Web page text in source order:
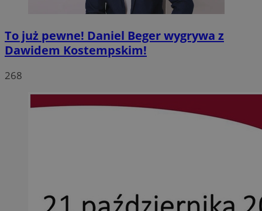
To już pewne! Daniel Beger wygrywa z
Dawidem Kostempskim!
268